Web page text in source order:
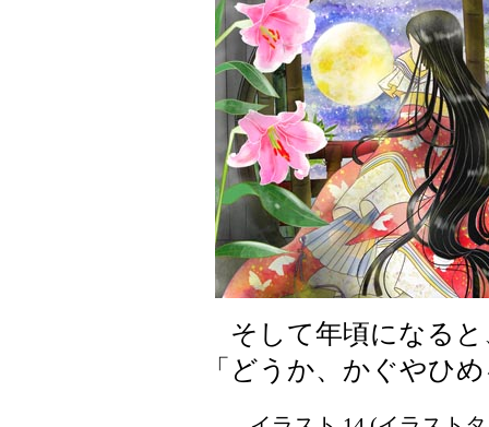
そして年頃になると
「どうか、かぐやひ